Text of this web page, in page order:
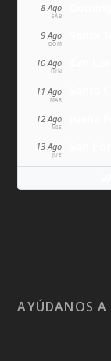
8 Ago
SÁB
9 Ago
DOM
10 Ago
LUN
11 Ago
MAR
12 Ago
MIÉ
13 Ago
JUE
AYÚDANOS A